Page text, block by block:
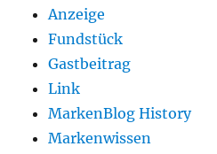
Anzeige
Fundstück
Gastbeitrag
Link
MarkenBlog History
Markenwissen